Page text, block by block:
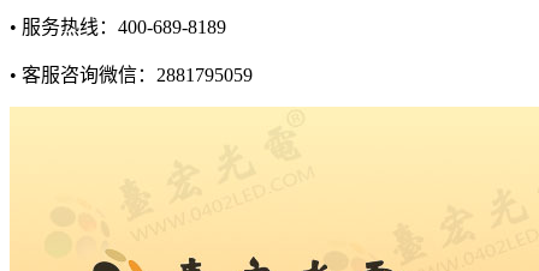
• 服务热线：400-689-8189
• 客服咨询微信：2881795059